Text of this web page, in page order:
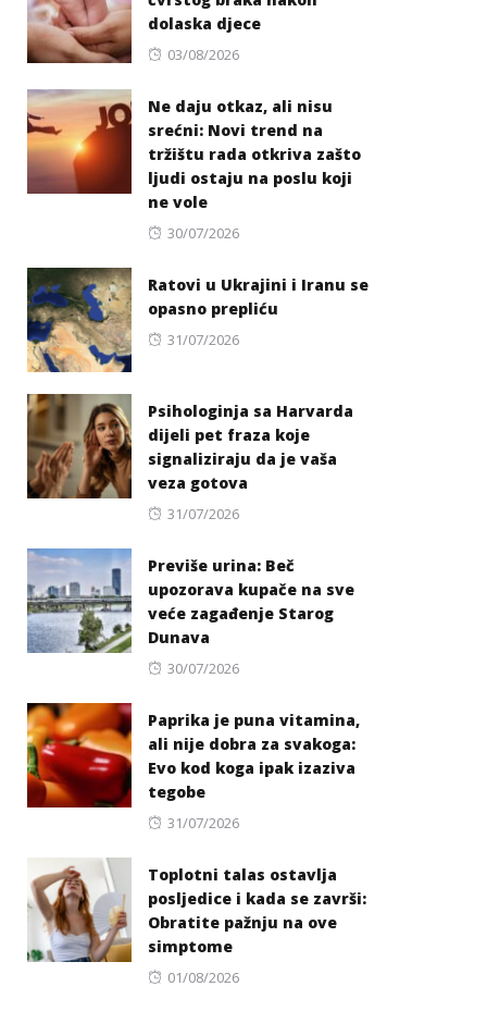
dolaska djece
Posted
03/08/2026
Ne daju otkaz, ali nisu
srećni: Novi trend na
tržištu rada otkriva zašto
ljudi ostaju na poslu koji
ne vole
Posted
30/07/2026
Ratovi u Ukrajini i Iranu se
opasno prepliću
Posted
31/07/2026
Psihologinja sa Harvarda
dijeli pet fraza koje
signaliziraju da je vaša
veza gotova
Posted
31/07/2026
Previše urina: Beč
upozorava kupače na sve
veće zagađenje Starog
Dunava
Posted
30/07/2026
Paprika je puna vitamina,
ali nije dobra za svakoga:
Evo kod koga ipak izaziva
tegobe
Posted
31/07/2026
Toplotni talas ostavlja
posljedice i kada se završi:
Obratite pažnju na ove
simptome
Posted
01/08/2026